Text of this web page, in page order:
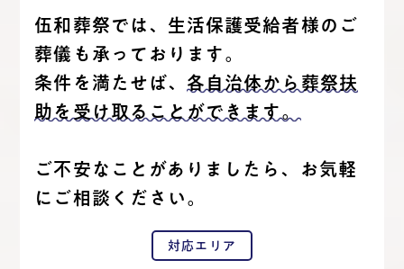
伍和葬祭では、生活保護受給者様のご
葬儀も承っております。
条件を満たせば、 各自治体から葬祭扶
助を受け取ることができます。
ご不安なことがありましたら、お気軽
にご相談ください。
対応エリア